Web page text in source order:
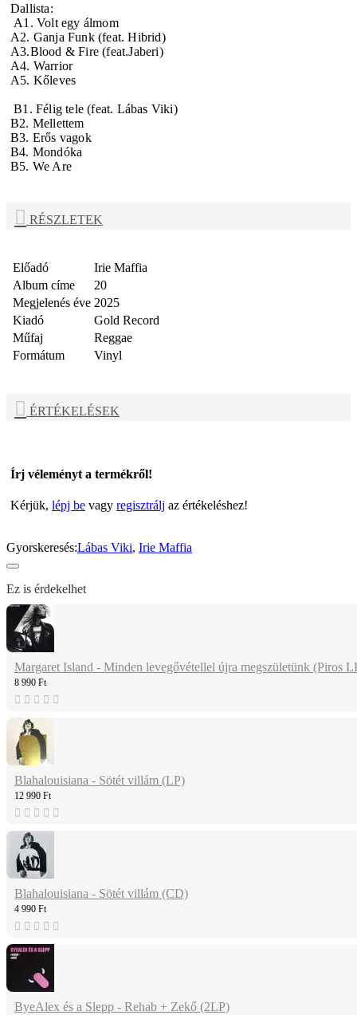
Dallista:
A1. Volt egy álmom
A2. Ganja Funk (feat. Hibrid)
A3.Blood & Fire (feat.Jaberi)
A4. Warrior
A5. Kőleves
B1. Félig tele (feat. Lábas Viki)
B2. Mellettem
B3. Erős vagok
B4. Mondóka
B5. We Are
RÉSZLETEK
Előadó
Irie Maffia
Album címe
20
Megjelenés éve 2025
Kiadó
Gold Record
Műfaj
Reggae
Formátum
Vinyl
ÉRTÉKELÉSEK
Írj véleményt a termékről!
Kérjük, lépj be vagy regisztrálj az értékeléshez!
Gyorskeresés:Lábas Viki, Irie Maffia
Ez is érdekelhet
Margaret Island - Minden levegővétellel újra megszületünk (Piros
8 990 Ft
Blahalouisiana - Sötét villám (LP)
12 990 Ft
Blahalouisiana - Sötét villám (CD)
4 990 Ft
ByeAlex és a Slepp - Rehab + Zekő (2LP)